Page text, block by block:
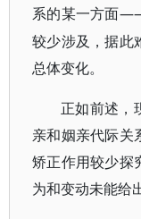
系的某一方面——
较少涉及，据此
总体变化。
正如前述，
亲和姻亲代际关
矫正作用较少探
为和变动未能给